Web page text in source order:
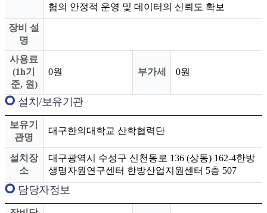
험의 안정적 운영 및 데이터의 신뢰도 확보
장비 설
명
사용료
(1h기
준, 원)
0원 부가세 0원
설치/보유기관
보유기
관명
대구한의대학교 산학협력단
설치장
소
대구광역시 수성구 신천동로 136 (상동) 162-4한방
생명자원연구센터 한방산업지원센터 5층 507
담당자정보